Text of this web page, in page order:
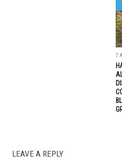
7
LEAVE A REPLY